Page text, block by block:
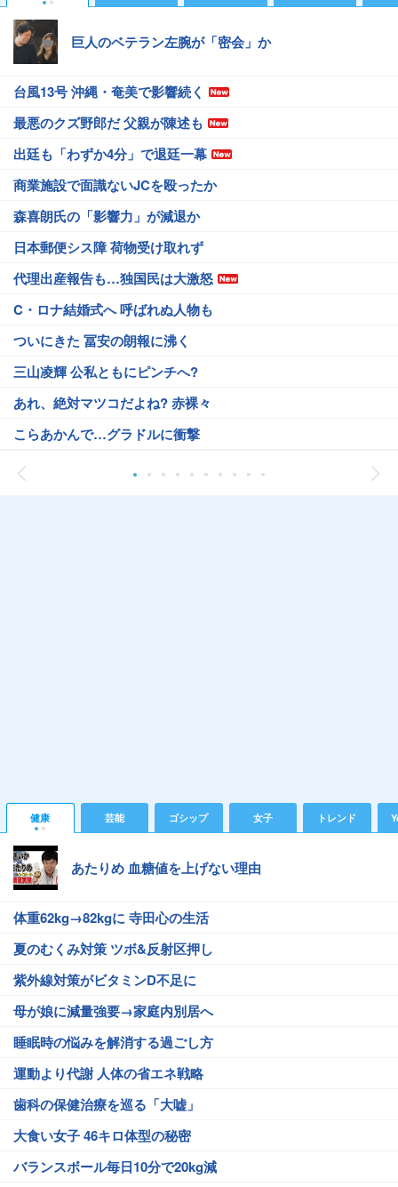
巨人のベテラン左腕が「密会」か
台風13号 沖縄・奄美で影響続く
最悪のクズ野郎だ 父親が陳述も
出廷も「わずか4分」で退廷一幕
商業施設で面識ないJCを殴ったか
森喜朗氏の「影響力」が減退か
日本郵便シス障 荷物受け取れず
代理出産報告も…独国民は大激怒
C・ロナ結婚式へ 呼ばれぬ人物も
ついにきた 冨安の朗報に沸く
三山凌輝 公私ともにピンチへ?
あれ、絶対マツコだよね? 赤裸々
こらあかんで…グラドルに衝撃
健康 芸能 ゴシップ 女子 トレンド
あたりめ 血糖値を上げない理由
体重62kg→82kgに 寺田心の生活
夏のむくみ対策 ツボ&反射区押し
紫外線対策がビタミンD不足に
母が娘に減量強要→家庭内別居へ
睡眠時の悩みを解消する過ごし方
運動より代謝 人体の省エネ戦略
歯科の保健治療を巡る「大嘘」
大食い女子 46キロ体型の秘密
バランスボール毎日10分で20kg減